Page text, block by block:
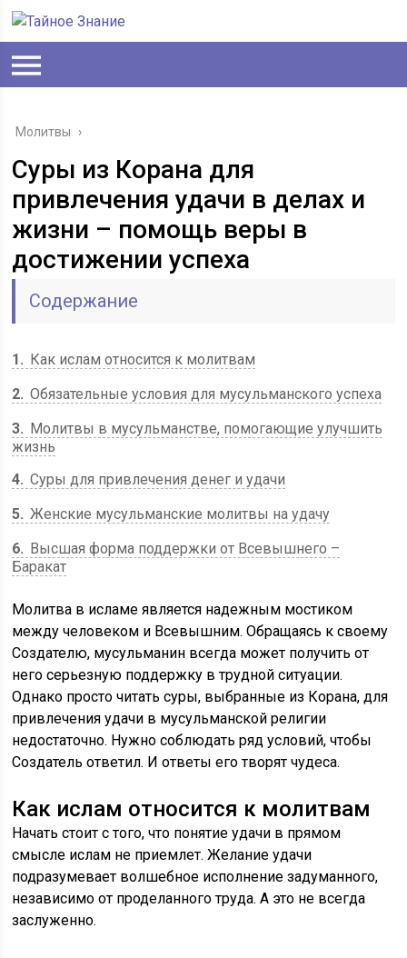
Молитвы ›
Суры из Корана для
привлечения удачи в делах и
жизни – помощь веры в
достижении успеха
Содержание
1
Как ислам относится к молитвам
2 Обязательные условия для мусульманского успеха
3
Молитвы в мусульманстве, помогающие улучшить
жизнь
4 Суры для привлечения денег и удачи
5 Женские мусульманские молитвы на удачу
6
Высшая форма поддержки от Всевышнего –
Баракат
Молитва в исламе является надежным мостиком
между человеком и Всевышним. Обращаясь к своему
Создателю, мусульманин всегда может получить от
него серьезную поддержку в трудной ситуации.
Однако просто читать суры, выбранные из Корана, для
привлечения удачи в мусульманской религии
недостаточно. Нужно соблюдать ряд условий, чтобы
Создатель ответил. И ответы его творят чудеса.
Как ислам относится к молитвам
Начать стоит с того, что понятие удачи в прямом
смысле ислам не приемлет. Желание удачи
подразумевает волшебное исполнение задуманного,
независимо от проделанного труда. А это не всегда
заслуженно.